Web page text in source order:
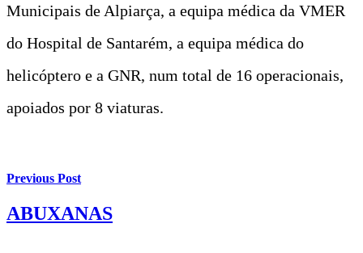
Municipais de Alpiarça, a equipa médica da VMER
do Hospital de Santarém, a equipa médica do
helicóptero e a GNR, num total de 16 operacionais,
apoiados por 8 viaturas.
Previous Post
ABUXANAS